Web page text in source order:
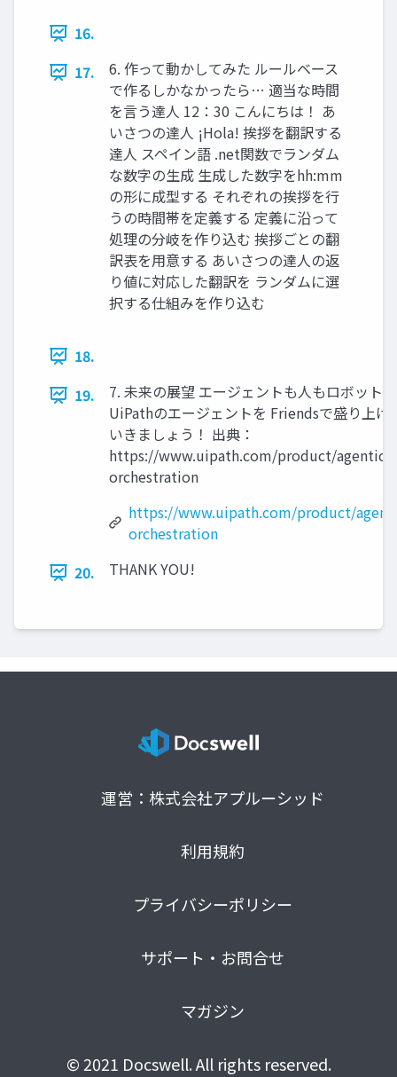
16.
17.
6. 作って動かしてみた ルールベース
で作るしかなかったら… 適当な時間
を言う達人 12：30 こんにちは！ あ
いさつの達人 ¡Hola! 挨拶を翻訳する
達人 スペイン語 .net関数でランダム
な数字の生成 生成した数字をhh:mm
の形に成型する それぞれの挨拶を行
うの時間帯を定義する 定義に沿って
処理の分岐を作り込む 挨拶ごとの翻
訳表を用意する あいさつの達人の返
り値に対応した翻訳を ランダムに選
択する仕組みを作り込む
18.
19.
7. 未来の展望 エージェントも人もロボットも
UiPathのエージェントを Friendsで盛り上げ
いきましょう！ 出典：
https://www.uipath.com/product/agentic-
orchestration
https://www.uipath.com/product/
orchestration
20.
THANK YOU!
運営：株式会社アプルーシッド
利用規約
プライバシーポリシー
サポート・お問合せ
マガジン
© 2021 Docswell. All rights reserved.